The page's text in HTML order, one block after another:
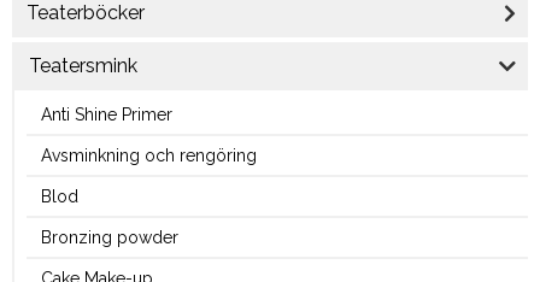
Teaterböcker
Teatersmink
Anti Shine Primer
Avsminkning och rengöring
Blod
Bronzing powder